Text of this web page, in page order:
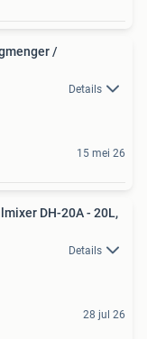
/
Details
15 mei 26
DH-20A - 20L,
Details
28 jul 26